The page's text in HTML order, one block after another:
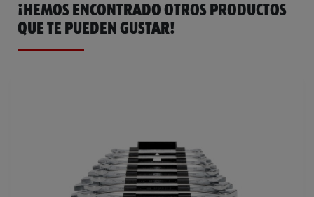
¡HEMOS ENCONTRADO OTROS PRODUCTOS
QUE TE PUEDEN GUSTAR!